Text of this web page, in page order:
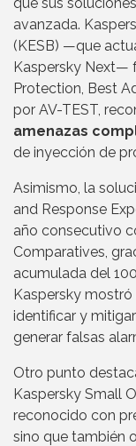
avanzada.
(KESB) —que
Kaspersky Next—
Protection, Best
por AV-TEST,
amenazas
de inyección de
Asimismo, la
and Response
año consecutivo
Comparatives,
acumulada del
Kaspersky
identificar y
generar falsas
Otro punto
Kaspersky Small
reconocido con
sino que también